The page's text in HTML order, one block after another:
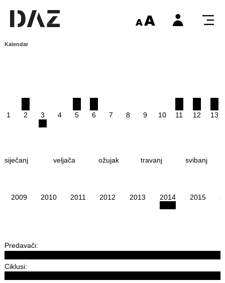
Kalendar
1 2 3 4 5 6 7 8 9 10 11 12 13
siječanj veljača ožujak travanj svibanj
2009 2010 2011 2012 2013 2014 2015
Predavači:
Ciklusi: